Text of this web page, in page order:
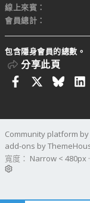
線上來賓
會員總計
包含隱身會員的總數。
分享此頁
Facebook
Community platform by
add-ons by
寬度